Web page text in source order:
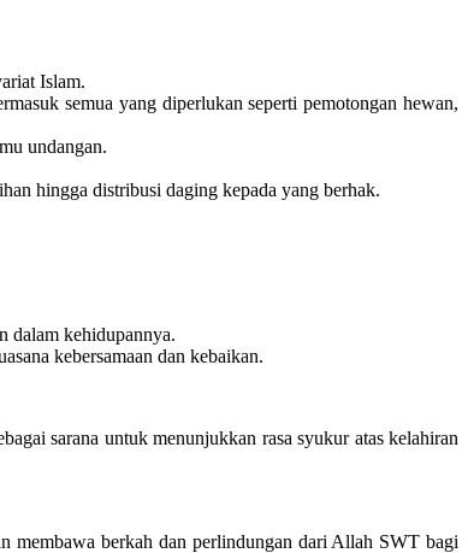
Islam.
semua yang diperlukan seperti pemotongan hewan,
undangan.
hingga distribusi daging kepada yang berhak.
dalam kehidupannya.
kebersamaan dan kebaikan.
sarana untuk menunjukkan rasa syukur atas kelahiran
membawa berkah dan perlindungan dari Allah SWT bagi